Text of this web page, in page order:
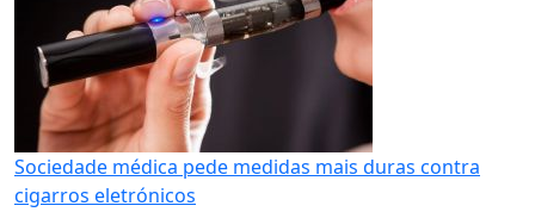
Sociedade médica pede medidas mais duras contra
cigarros eletrónicos